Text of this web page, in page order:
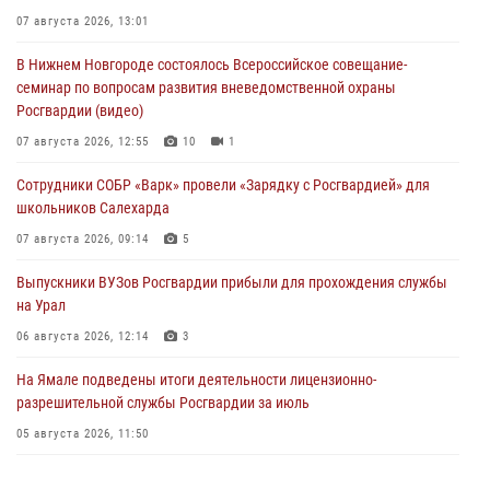
07 августа 2026, 13:01
В Нижнем Новгороде состоялось Всероссийское совещание-
семинар по вопросам развития вневедомственной охраны
Росгвардии (видео)
07 августа 2026, 12:55 10 1
Сотрудники СОБР «Варк» провели «Зарядку с Росгвардией» для
школьников Салехарда
07 августа 2026, 09:14 5
Выпускники ВУЗов Росгвардии прибыли для прохождения службы
на Урал
06 августа 2026, 12:14 3
На Ямале подведены итоги деятельности лицензионно-
разрешительной службы Росгвардии за июль
05 августа 2026, 11:50